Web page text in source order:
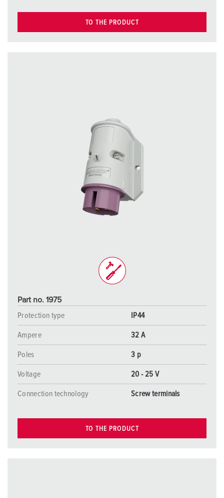
TO THE PRODUCT
Part no. 1975
Protection type
IP44
Ampere 32 A
Poles 3 p
Voltage 20 - 25 V
Connection technology Screw terminals
TO THE PRODUCT